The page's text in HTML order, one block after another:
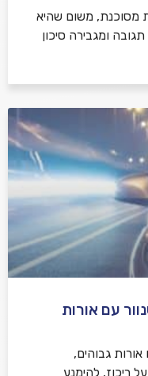
מסוכנת, משום שהיא
ומגבירה סיכון
עם אורות
גבוהים,
ריכוז, להימנע